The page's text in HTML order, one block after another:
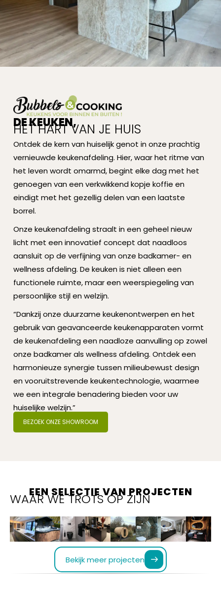
DE KEUKEN,
HET HART VAN JE HUIS
Ontdek de kern van huiselijk genot in onze prachtig
vernieuwde keukenafdeling. Hier, waar het ritme van
het leven wordt omarmd, begint elke dag met het
genoegen van een verkwikkend kopje koffie en
eindigt met het gezellig delen van een laatste
borrel.
Onze keukenafdeling straalt in een geheel nieuw
licht met een innovatief concept dat naadloos
aansluit op de verfijning van onze badkamer- en
wellness afdeling. De keuken is niet alleen een
functionele ruimte, maar een weerspiegeling van
persoonlijke stijl en welzijn.
“Dankzij onze duurzame keukenontwerpen en het
gebruik van geavanceerde keukenapparaten vormt
de keukenafdeling een naadloze aanvulling op zowel
onze badkamer als wellness afdeling. Ontdek een
harmonieuze synergie tussen milieubewust design
en vooruitstrevende keukentechnologie, waarmee
we een integrale benadering bieden voor uw
huiselijke welzijn.”
BEZOEK ONZE SHOWROOM
EEN SELECTIE VAN PROJECTEN
WAAR WE TROTS OP ZIJN
Bekijk meer projecten